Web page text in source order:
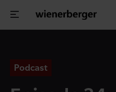
Podcast